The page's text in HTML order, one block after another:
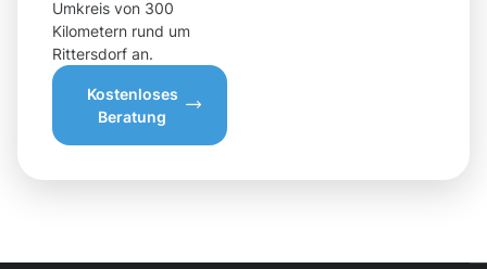
Umkreis von 300
Kilometern rund um
Rittersdorf an.
Kostenloses
Beratung